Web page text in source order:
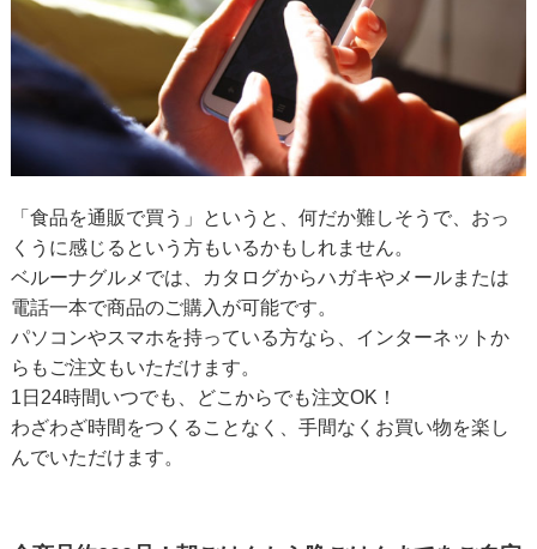
「食品を通販で買う」というと、何だか難しそうで、おっ
くうに感じるという方もいるかもしれません。
ベルーナグルメでは、カタログからハガキやメールまたは
電話一本で商品のご購入が可能です。
パソコンやスマホを持っている方なら、インターネットか
らもご注文もいただけます。
1日24時間いつでも、どこからでも注文OK！
わざわざ時間をつくることなく、手間なくお買い物を楽し
んでいただけます。